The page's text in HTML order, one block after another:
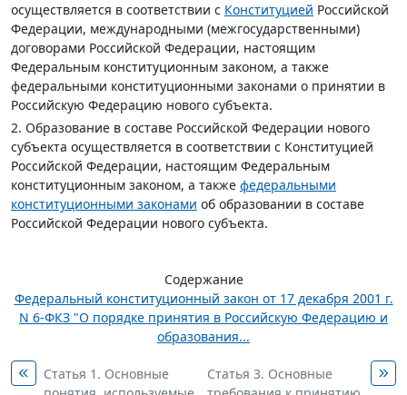
осуществляется в соответствии с Конституцией Российской
Федерации, международными (межгосударственными)
договорами Российской Федерации, настоящим
Федеральным конституционным законом, а также
федеральными конституционными законами о принятии в
Российскую Федерацию нового субъекта.
2. Образование в составе Российской Федерации нового
субъекта осуществляется в соответствии с Конституцией
Российской Федерации, настоящим Федеральным
конституционным законом, а также федеральными
конституционными законами об образовании в составе
Российской Федерации нового субъекта.
Содержание
Федеральный конституционный закон от 17 декабря 2001 г.
N 6-ФКЗ "О порядке принятия в Российскую Федерацию и
образования...
Статья 1. Основные
Статья 3. Основные